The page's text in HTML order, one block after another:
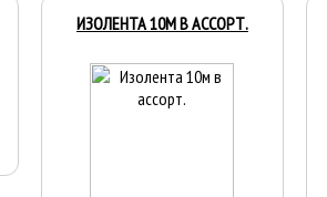
ИЗОЛЕНТА 10М В АССОРТ.